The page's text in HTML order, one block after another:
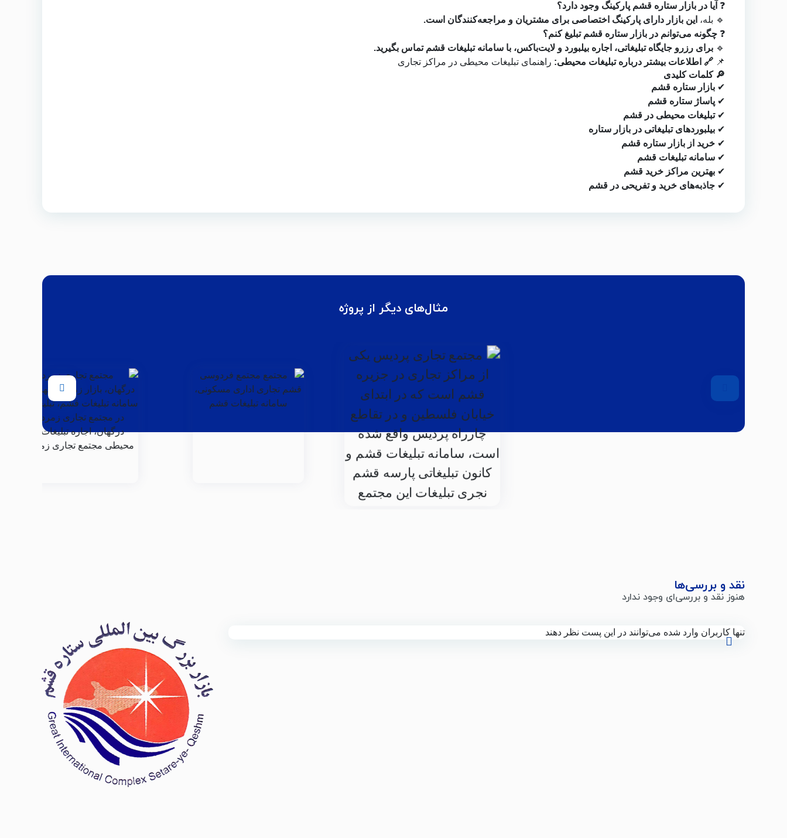
❓ آیا در بازار ستاره قشم پارکینگ وجود دارد؟
🔹 بله، این بازار دارای پارکینگ اختصاصی برای مشتریان و مراجعه‌کنندگان است.
❓ چگونه می‌توانم در بازار ستاره قشم تبلیغ کنم؟
🔹 برای رزرو جایگاه تبلیغاتی، اجاره بیلبورد و لایت‌باکس، با سامانه تبلیغات قشم تماس بگیرید.
📌 🔗 اطلاعات بیشتر درباره تبلیغات محیطی: راهنمای تبلیغات محیطی در مراکز تجاری
🔎 کلمات کلیدی
✔ بازار ستاره قشم
✔ پاساژ ستاره قشم
✔تبلیغات محیطی در قشم
✔ بیلبوردهای تبلیغاتی در بازار ستاره
✔ خرید از بازار ستاره قشم
✔ سامانه تبلیغات قشم
✔ بهترین مراکز خرید قشم
✔ جاذبه‌های خرید و تفریحی در قشم
مثال‌های دیگر از پروژه
نقد و بررسی‌ها
هنوز نقد و بررسی‌ای وجود ندارد
تنها کاربران وارد شده می‌توانند در این پست نظر دهند
۲۶ فروردین ۷۸۲